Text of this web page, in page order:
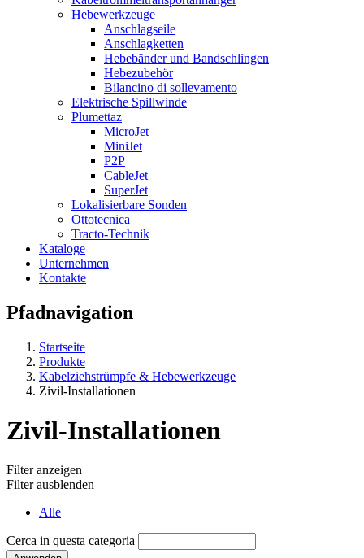
Hebewerkzeuge
Anschlagseile
Anschlagketten
Hebebänder und Bandschlingen
Hebezubehör
Bilancino di sollevamento
Elektrische Spillwinde
Plumettaz
MicroJet
MiniJet
P2P
CableJet
SuperJet
Lokalisierbare Sonden
Ottotecnica
Tracto-Technik
Kataloge
Unternehmen
Kontakte
Pfadnavigation
Startseite
Produkte
Kabelziehstrümpfe & Hebewerkzeuge
Zivil-Installationen
Zivil-Installationen
Filter anzeigen
Filter ausblenden
Alle
Cerca in questa categoria